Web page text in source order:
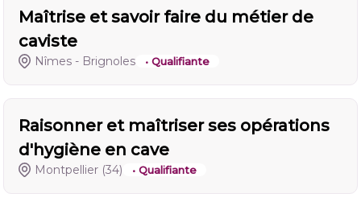
Maîtrise et savoir faire du métier de
caviste
Nîmes - Brignoles • Qualifiante
Raisonner et maîtriser ses opérations
d'hygiène en cave
Montpellier (34) • Qualifiante